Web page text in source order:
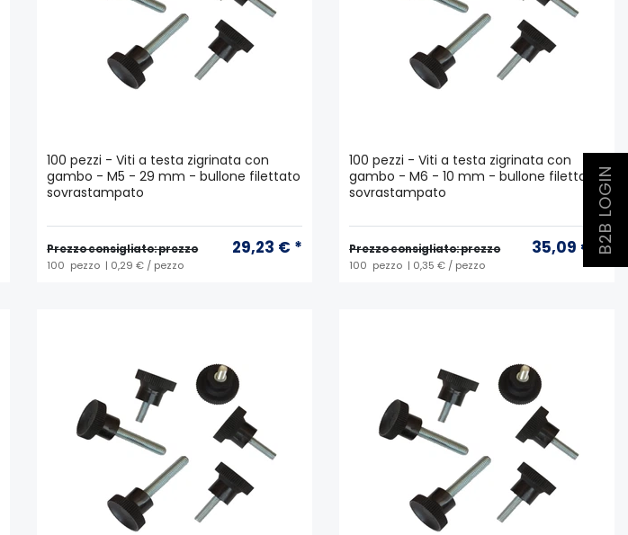
100 pezzi - Viti a testa zigrinata con
gambo - M5 - 29 mm - bullone filettato
sovrastampato
Prezzo consigliato: prezzo 29,23 € *
100 pezzo | 0,29 € / pezzo
100 pezzi - Viti a testa zigrinata con
gambo - M6 - 10 mm - bullone filettato
sovrastampato
Prezzo consigliato: prezzo 35,09 € *
100 pezzo | 0,35 € / pezzo
B2B LOGIN